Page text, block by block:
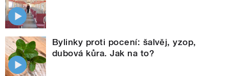
Bylinky proti pocení: šalvěj, yzop,
dubová kůra. Jak na to?